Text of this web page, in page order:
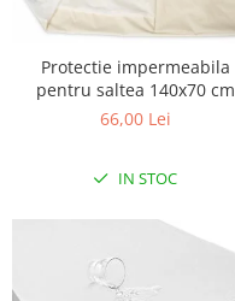
Protectie impermeabila
pentru saltea 140x70 cm
66,00 Lei
IN STOC